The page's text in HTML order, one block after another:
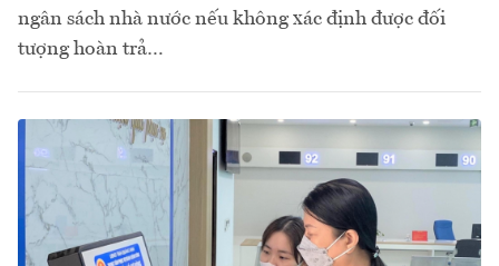
ngân sách nhà nước nếu không xác định được đối
tượng hoàn trả…